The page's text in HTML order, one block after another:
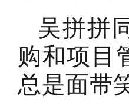
吴拼拼
购和项目
总是面带